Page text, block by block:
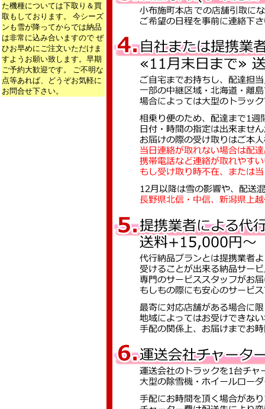
た機種については下取り＆買
取もしております。 今シーズ
ンも雪が降ってからでは納品
は非常に込み合いますので ぜ
ひお早めにご注文いただけま
すようお願い致します。早期
ご予約大歓迎です。 ご不明な
点等あれば、どうぞお気軽に
お問合せ下さい。